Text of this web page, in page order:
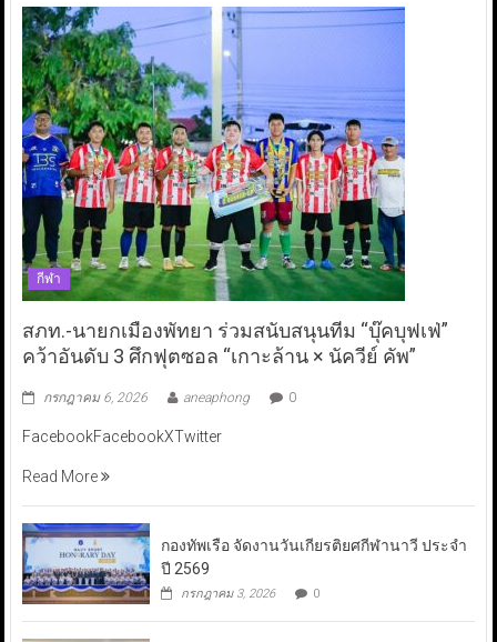
กีฬา
สภท.-นายกเมืองพัทยา ร่วมสนับสนุนทีม “บุ๊คบุฟเฟ่”
คว้าอันดับ 3 ศึกฟุตซอล “เกาะล้าน × นัควีย์ คัพ”
กรกฎาคม 6, 2026 aneaphong 0
FacebookFacebookXTwitter
Read More
กองทัพเรือ จัดงานวันเกียรติยศกีฬานาวี ประจำ
ปี 2569
กรกฎาคม 3, 2026 0